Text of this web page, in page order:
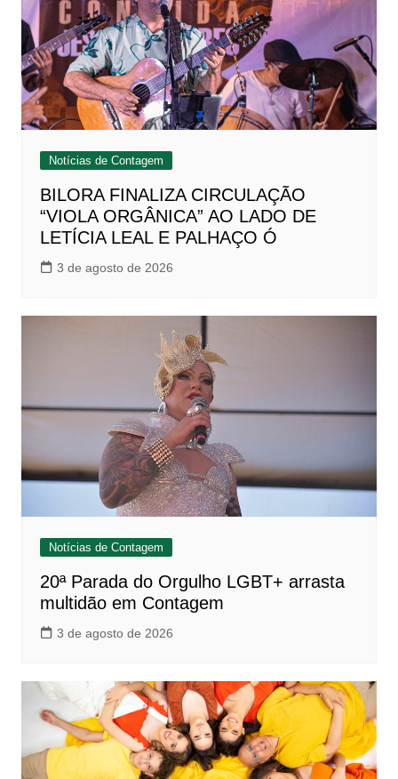
Notícias de Contagem
BILORA FINALIZA CIRCULAÇÃO
“VIOLA ORGÂNICA” AO LADO DE
LETÍCIA LEAL E PALHAÇO Ó
3 de agosto de 2026
Notícias de Contagem
20ª Parada do Orgulho LGBT+ arrasta
multidão em Contagem
3 de agosto de 2026